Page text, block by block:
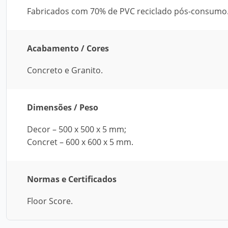
Fabricados com 70% de PVC reciclado pós-
Acabamento / Cores
Concreto e Granito.
Dimensões / Peso
Decor – 500 x 500 x 5 mm;
Concret – 600 x 600 x 5 mm.
Normas e Certificados
Floor Score.